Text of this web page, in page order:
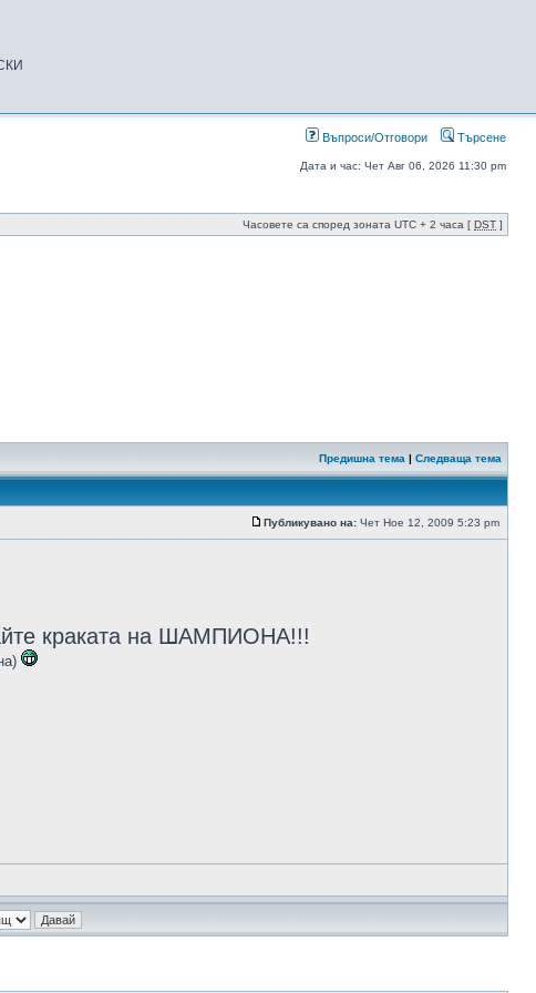
Въпроси/Отговори Търсене
Дата и час: Чет Авг 06, 2026 11:30 pm
Часовете са според зоната UTC + 2 часа [ DST ]
Предишна тема | Следваща тема
Публикувано на: Чет Ное 12, 2009 5:23 pm
краката на ШАМПИОНА!!!